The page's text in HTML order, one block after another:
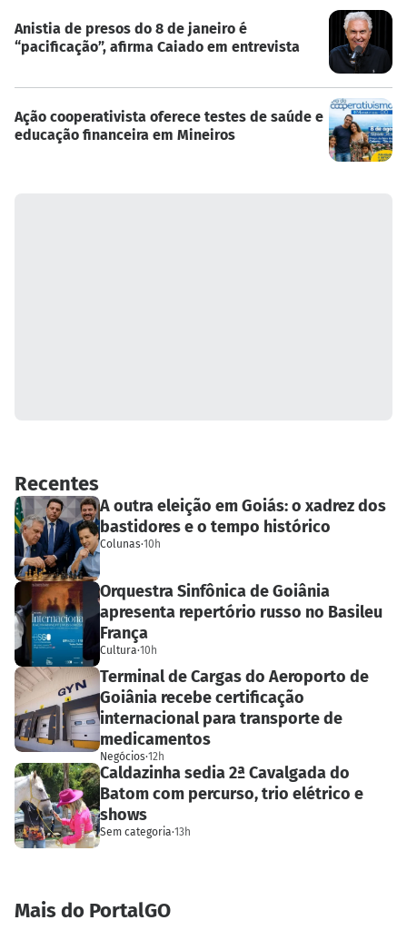
Anistia de presos do 8 de janeiro é
“pacificação”, afirma Caiado em entrevista
Ação cooperativista oferece testes de saúde e
educação financeira em Mineiros
Recentes
A outra eleição em Goiás: o xadrez dos
bastidores e o tempo histórico
Colunas·10h
Orquestra Sinfônica de Goiânia
apresenta repertório russo no Basileu
França
Cultura·10h
Terminal de Cargas do Aeroporto de
Goiânia recebe certificação
internacional para transporte de
medicamentos
Negócios·12h
Caldazinha sedia 2ª Cavalgada do
Batom com percurso, trio elétrico e
shows
Sem categoria·13h
Mais do PortalGO